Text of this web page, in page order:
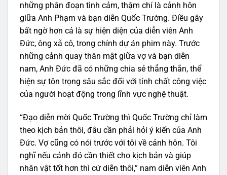
những phân đoạn tình cảm, thậm chí là cảnh hôn
giữa Anh Phạm và bạn diễn Quốc Trường. Điều gây
bất ngờ hơn cả là sự hiện diện của diễn viên Anh
Đức, ông xã cô, trong chính dự án phim này. Trước
những cảnh quay thân mật giữa vợ và bạn diễn
nam, Anh Đức đã có những chia sẻ thẳng thắn, thể
hiện sự tôn trọng sâu sắc đối với tính chất công việc
của người hoạt động trong lĩnh vực nghệ thuật.
“Đạo diễn mời Quốc Trường thì Quốc Trường chỉ làm
theo kịch bản thôi, đâu cần phải hỏi ý kiến của Anh
Đức. Vợ cũng có nói trước với tôi về cảnh hôn. Tôi
nghĩ nếu cảnh đó cần thiết cho kịch bản và giúp
nhân vật tốt hơn thì cứ diễn thôi,” nam diễn viên Anh